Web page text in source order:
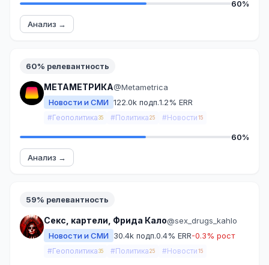
60%
Анализ →
60% релевантность
МЕТАМЕТРИКА@Metametrica
Новости и СМИ 122.0k подп.1.2% ERR
#Геополитика 35 #Политика 25 #Новости 15
60%
Анализ →
59% релевантность
Секс, картели, Фрида Кало@sex_drugs_kahlo
Новости и СМИ
30.4k подп.0.4% ERR-0.3% рост
#Геополитика 35 #Политика 25 #Новости 15